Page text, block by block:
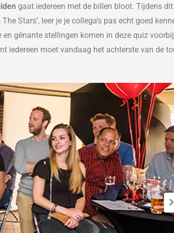
gaat iedereen met de billen bloot. Tijdens
The Stars’, leer je je collega’s pas echt goed
en gênante stellingen komen in deze quiz
iedereen moet vandaag het achterste van de